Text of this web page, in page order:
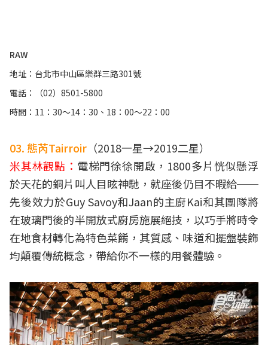
RAW
地址：台北市中山區樂群三路301號
電話：（02）8501-5800
時間：11：30～14：30、18：00～22：00
03. 態芮Tairroir （2018一星→2019二星）
米其林觀點： 電梯門徐徐開啟，1800多片恍似懸浮
於天花的銅片叫人目眩神馳，就座後仍目不暇給──
先後效力於Guy Savoy和Jaan的主廚Kai和其團隊將
在玻璃門後的半開放式廚房施展絕技，以巧手將時令
在地食材轉化為特色菜餚，其質感、味道和擺盤裝飾
均顛覆傳統概念，帶給你不一樣的用餐體驗。